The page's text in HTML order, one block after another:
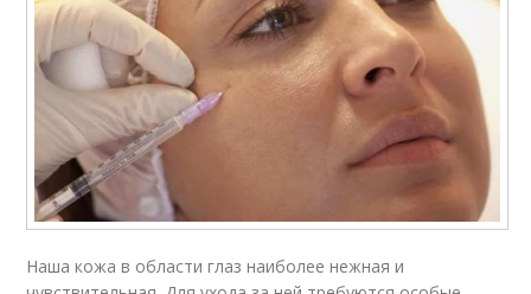
Наша кожа в области глаз наиболее нежная и